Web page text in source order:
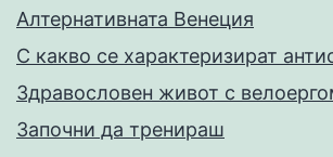
Алтернативната Венеция
С какво се характеризират
Здравословен живот с
Запoчни да тренираш